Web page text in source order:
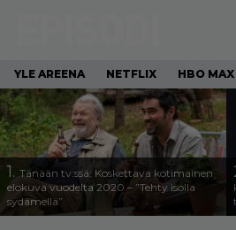
YLE AREENA NETFLIX HBO MAX
1. Tänään tv:ssä: Koskettava kotimainen
elokuva vuodelta 2020 – ”Tehty isolla
sydämellä”